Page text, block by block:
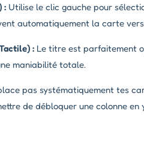
: Utilise le clic gauche pour
automatiquement la carte
: Le titre est parfaitement
maniabilité totale.
pas systématiquement tes
de débloquer une colonne